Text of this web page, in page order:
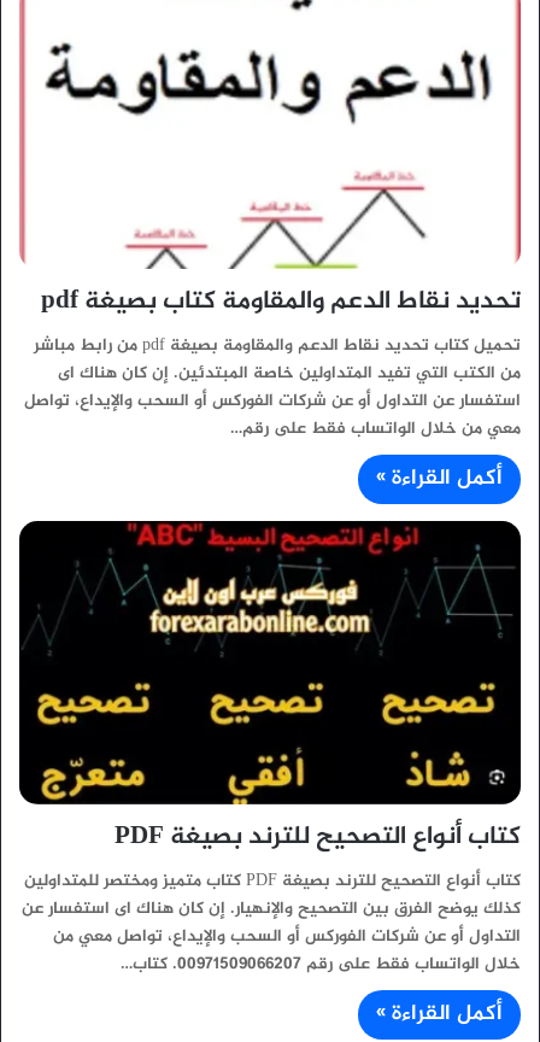
تحديد نقاط الدعم والمقاومة كتاب بصيغة pdf
تحميل كتاب تحديد نقاط الدعم والمقاومة بصيغة pdf من رابط مباشر
من الكتب التي تفيد المتداولين خاصة المبتدئين. إن كان هناك اى
استفسار عن التداول أو عن شركات الفوركس أو السحب والإيداع، تواصل
معي من خلال الواتساب فقط على رقم…
أكمل القراءة »
كتاب أنواع التصحيح للترند بصيغة PDF
كتاب أنواع التصحيح للترند بصيغة PDF كتاب متميز ومختصر للمتداولين
كذلك يوضح الفرق بين التصحيح والإنهيار. إن كان هناك اى استفسار عن
التداول أو عن شركات الفوركس أو السحب والإيداع، تواصل معي من
خلال الواتساب فقط على رقم 00971509066207. كتاب…
أكمل القراءة »